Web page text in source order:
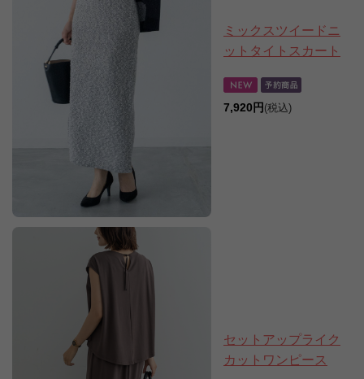
ミックスツイードニ
ットタイトスカート
7,920円 (税込)
セットアップライク
カットワンピース